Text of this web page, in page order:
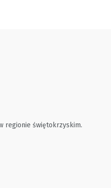
regionie świętokrzyskim.